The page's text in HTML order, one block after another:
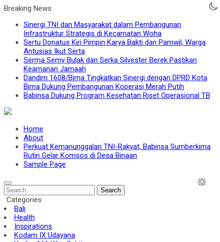
Breaking News
Sinergi TNI dan Masyarakat dalam Pembangunan
Infrastruktur Strategis di Kecamatan Woha
Sertu Donatus Kiri Pimpin Karya Bakti dan Pamwil, Warga
Antusias Ikut Serta
Serma Semy Bulak dan Serka Silvester Berek Pastikan
Keamanan Jamaah
Dandim 1608/Bima Tingkatkan Sinergi dengan DPRD Kota
Bima Dukung Pembangunan Koperasi Merah Putih
Babinsa Dukung Program Kesehatan Riset Operasional TB
Home
About
Perkuat Kemanunggalan TNI-Rakyat, Babinsa Sumberkima
Rutin Gelar Komsos di Desa Binaan
Sample Page
Search
Categories
Bali
Health
Inspirations
Kodam IX Udayana